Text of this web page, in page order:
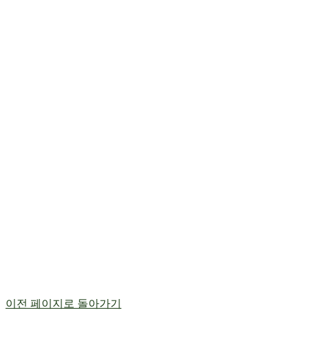
이전 페이지로 돌아가기